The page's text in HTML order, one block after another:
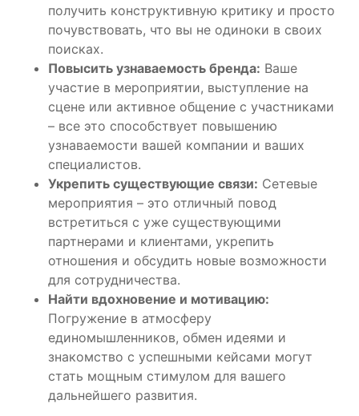
получить конструктивную критику и просто
почувствовать, что вы не одиноки в своих
поисках.
Повысить узнаваемость бренда: Ваше
участие в мероприятии, выступление на
сцене или активное общение с участниками
– все это способствует повышению
узнаваемости вашей компании и ваших
специалистов.
Укрепить существующие связи: Сетевые
мероприятия – это отличный повод
встретиться с уже существующими
партнерами и клиентами, укрепить
отношения и обсудить новые возможности
для сотрудничества.
Найти вдохновение и мотивацию:
Погружение в атмосферу
единомышленников, обмен идеями и
знакомство с успешными кейсами могут
стать мощным стимулом для вашего
дальнейшего развития.